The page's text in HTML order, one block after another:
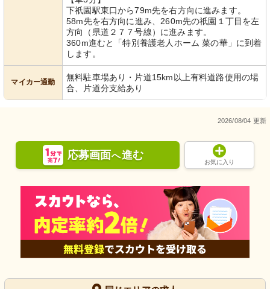
下祇園駅東口から79m先を右方向に進みます。
58m先を右方向に進み、260m先の祇園１丁目を左
方向（県道２７７号線）に進みます。
360m進むと「特別養護老人ホーム 菜の華」に到着
します。
マイカー通勤
無料駐車場あり・片道15km以上有料道路使用の場
合、片道分支給あり
2026/08/04 更新
応募画面へ進む
お気に入り